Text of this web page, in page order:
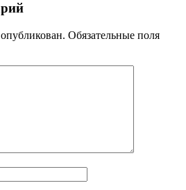
Обязательные поля